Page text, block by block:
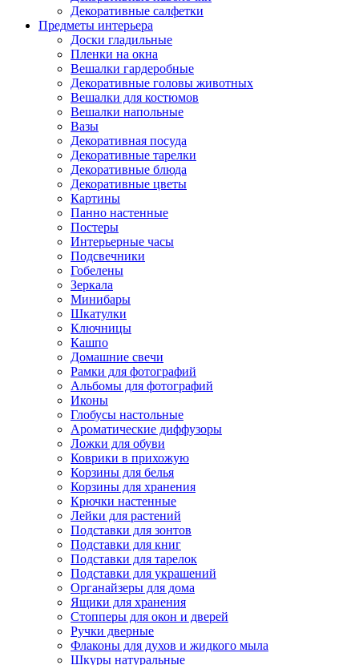
Декоративные салфетки
Предметы интерьера
Доски гладильные
Пленки на окна
Вешалки гардеробные
Декоративные головы животных
Вешалки для костюмов
Вешалки напольные
Вазы
Декоративная посуда
Декоративные тарелки
Декоративные блюда
Декоративные цветы
Картины
Панно настенные
Постеры
Интерьерные часы
Подсвечники
Гобелены
Зеркала
Минибары
Шкатулки
Ключницы
Кашпо
Домашние свечи
Рамки для фотографий
Альбомы для фотографий
Иконы
Глобусы настольные
Ароматические диффузоры
Ложки для обуви
Коврики в прихожую
Корзины для белья
Корзины для хранения
Крючки настенные
Лейки для растений
Подставки для зонтов
Подставки для книг
Подставки для тарелок
Подставки для украшений
Органайзеры для дома
Ящики для хранения
Стопперы для окон и дверей
Ручки дверные
Флаконы для духов и жидкого мыла
Шкуры натуральные